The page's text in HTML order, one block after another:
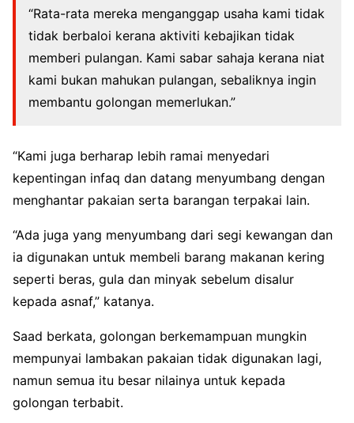
“Rata-rata mereka menganggap usaha kami tidak
tidak berbaloi kerana aktiviti kebajikan tidak
memberi pulangan. Kami sabar sahaja kerana niat
kami bukan mahukan pulangan, sebaliknya ingin
membantu golongan memerlukan.”
“Kami juga berharap lebih ramai menyedari
kepentingan infaq dan datang menyumbang dengan
menghantar pakaian serta barangan terpakai lain.
“Ada juga yang menyumbang dari segi kewangan dan
ia digunakan untuk membeli barang makanan kering
seperti beras, gula dan minyak sebelum disalur
kepada asnaf,” katanya.
Saad berkata, golongan berkemampuan mungkin
mempunyai lambakan pakaian tidak digunakan lagi,
namun semua itu besar nilainya untuk kepada
golongan terbabit.